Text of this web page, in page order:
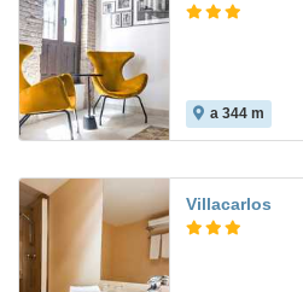
a 344 m
Villacarlos